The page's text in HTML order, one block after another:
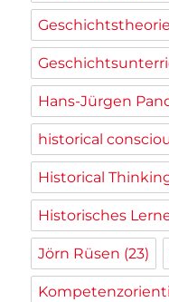
Geschichtstheorie
Hans-Jürgen
historical
Historical
Historisches
Jörn Rüsen (23)